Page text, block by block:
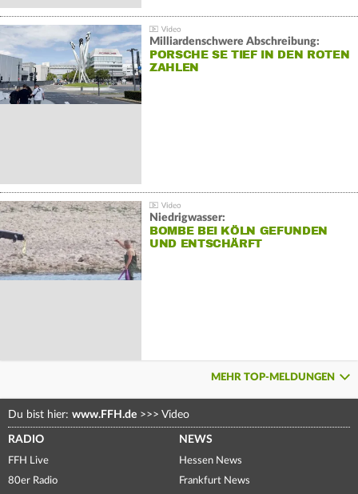
Milliardenschwere Abschreibung:
PORSCHE SE TIEF IN DEN ROTEN
ZAHLEN
Niedrigwasser:
BOMBE BEI KÖLN GEFUNDEN
UND ENTSCHÄRFT
MEHR TOP-MELDUNGEN
Du bist hier: www.FFH.de >>> Video
RADIO
FFH Live
80er Radio
NEWS
Hessen News
Frankfurt News